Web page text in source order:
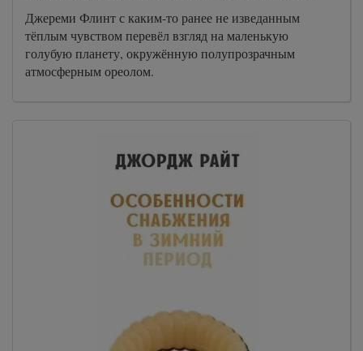
Джереми Флинт с каким-то ранее не изведанным
тёплым чувством перевёл взгляд на маленькую
голубую планету, окружённую полупрозрачным
атмосферным ореолом.